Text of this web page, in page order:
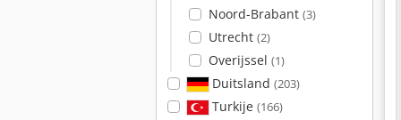
Noord-Brabant (3)
Utrecht (2)
Overijssel (1)
Duitsland (203)
Turkije (166)